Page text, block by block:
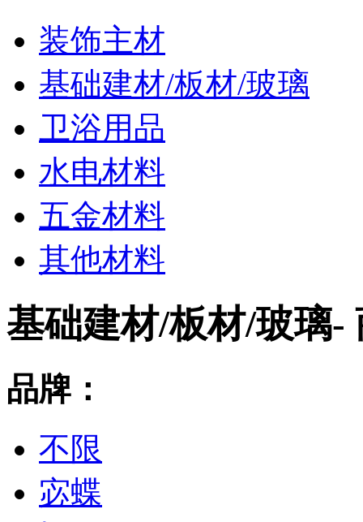
装饰主材
基础建材/板材/玻璃
卫浴用品
水电材料
五金材料
其他材料
基础建材/板材/玻璃-
品牌：
不限
宓蝶